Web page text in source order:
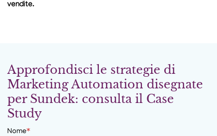
vendite.
Approfondisci le strategie di
Marketing Automation disegnate
per Sundek: consulta il Case
Study
Nome*